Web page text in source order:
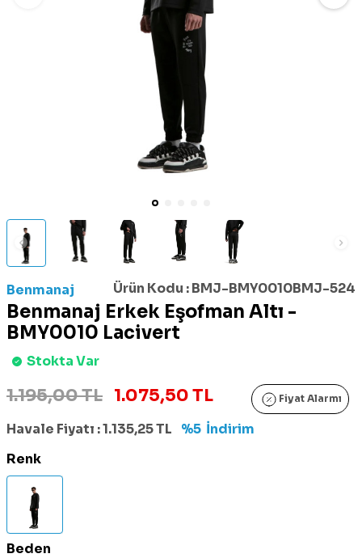
Benmanaj Ürün Kodu :BMJ-BMY0010BMJ-524
Benmanaj Erkek Eşofman Altı -
BMY0010 Lacivert
Stokta Var
1.195,00 TL 1.075,50 TL Fiyat Alarmı
Havale Fiyatı :1.135,25TL %5 İndirim
Renk
Beden